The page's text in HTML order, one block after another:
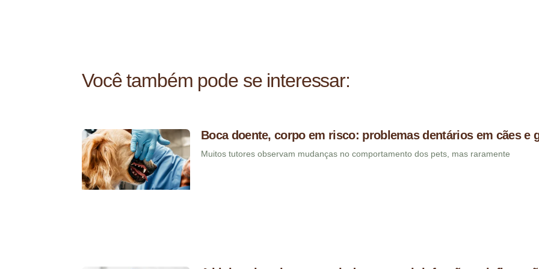
Você também pode se interessar:
Boca doente, corpo em risco: problemas dentários em cães e
Muitos tutores observam mudanças no comportamento dos pets, mas raramente